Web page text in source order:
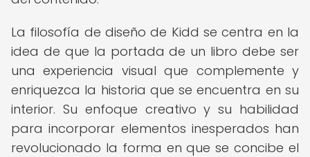
La filosofía de diseño de Kidd se centra en la
idea de que la portada de un libro debe ser
una experiencia visual que complemente y
enriquezca la historia que se encuentra en su
interior. Su enfoque creativo y su habilidad
para incorporar elementos inesperados han
revolucionado la forma en que se concibe el